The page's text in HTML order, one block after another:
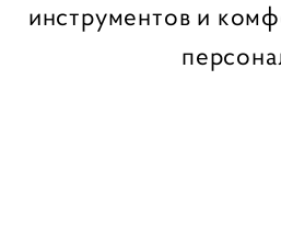
инструментов и